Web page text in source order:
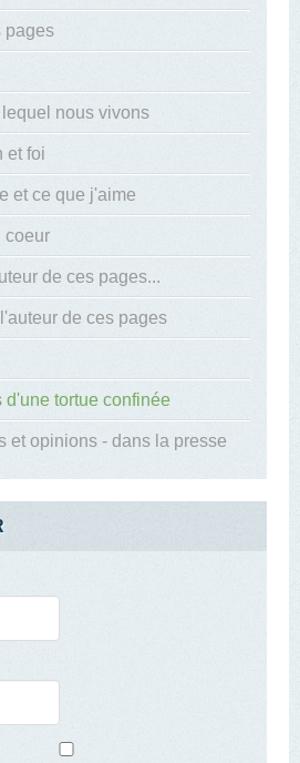
pages
nous vivons
et foi
et ce que j'aime
coeur
de ces pages...
de ces pages
d'une tortue confinée
et opinions - dans la presse